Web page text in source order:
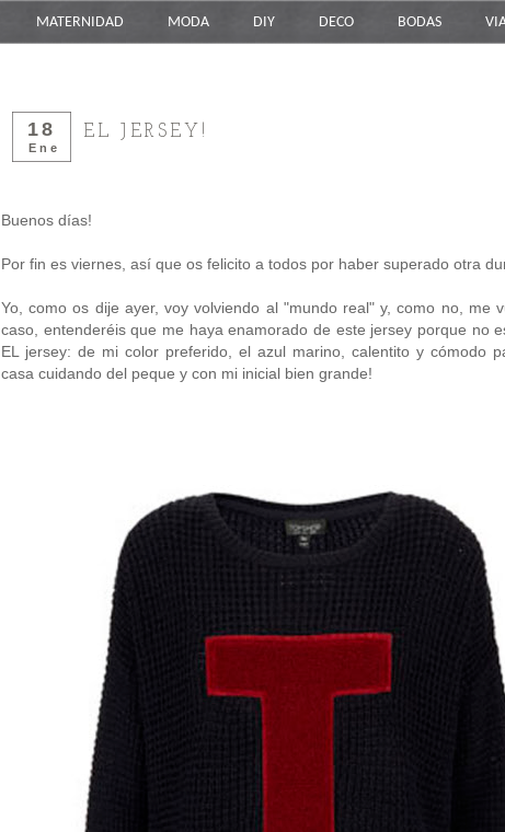
MATERNIDAD MODA DIY DECO BODAS
18
Ene
EL JERSEY!
Buenos días!
Por fin es viernes, así que os felicito a todos por haber superado otra
Yo, como os dije ayer, voy volviendo al "mundo real" y, como no, me
caso, entenderéis que me haya enamorado de este jersey porque no
EL jersey: de mi color preferido, el azul marino, calentito y cómodo
casa cuidando del peque y con mi inicial bien grande!